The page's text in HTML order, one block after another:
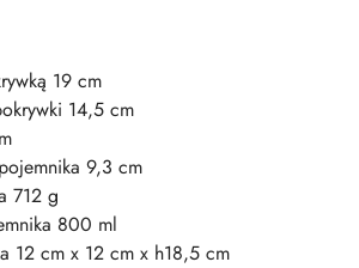
19 cm
14,5 cm
9,3 cm
712 g
800 ml
12 cm x 12 cm x h18,5 cm